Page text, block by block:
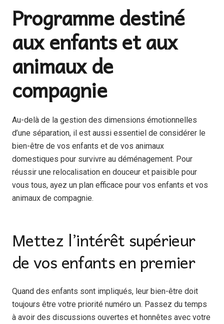
Programme destiné
aux enfants et aux
animaux de
compagnie
Au-delà de la gestion des dimensions émotionnelles
d’une séparation, il est aussi essentiel de considérer le
bien-être de vos enfants et de vos animaux
domestiques pour survivre au déménagement. Pour
réussir une relocalisation en douceur et paisible pour
vous tous, ayez un plan efficace pour vos enfants et vos
animaux de compagnie.
Mettez l’intérêt supérieur
de vos enfants en premier
Quand des enfants sont impliqués, leur bien-être doit
toujours être votre priorité numéro un. Passez du temps
à avoir des discussions ouvertes et honnêtes avec votre